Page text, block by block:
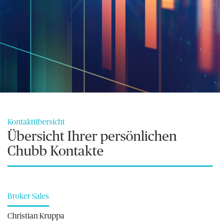
Kontaktübersicht
Übersicht Ihrer persönlichen
Chubb Kontakte
Broker Sales
Christian Kruppa